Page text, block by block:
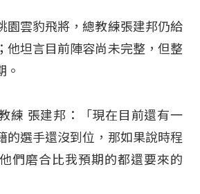
園雲豹飛將，總教練張建邦仍給
他坦言目前陣容尚未完整，但整
。
練 張建邦：「現在目前還有一
的選手還沒到位，那如果說時程
們磨合比我預期的都還要來的